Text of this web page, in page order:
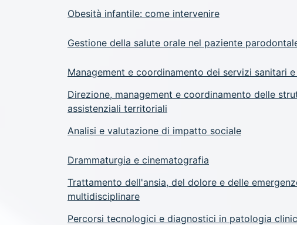
Obesità infantile: come intervenire
Gestione della salute orale nel paziente
Management e coordinamento dei servizi sanitari
Direzione, management e coordinamento delle
assistenziali territoriali
Analisi e valutazione di impatto sociale
Drammaturgia e cinematografia
Trattamento dell'ansia, del dolore e delle
multidisciplinare
Percorsi tecnologici e diagnostici in patologia